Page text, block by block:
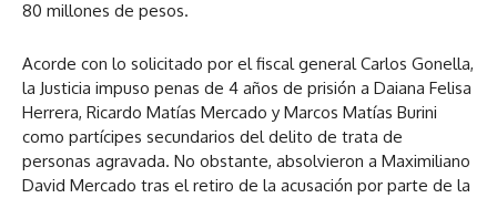
80 millones de pesos.
Acorde con lo solicitado por el fiscal general Carlos Gonella,
la Justicia impuso penas de 4 años de prisión a Daiana Felisa
Herrera, Ricardo Matías Mercado y Marcos Matías Burini
como partícipes secundarios del delito de trata de
personas agravada. No obstante, absolvieron a Maximiliano
David Mercado tras el retiro de la acusación por parte de la